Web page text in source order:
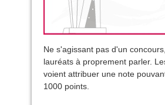
Ne s'agissant pas d'un
lauréats à proprement parler.
voient attribuer une note
1000 points.